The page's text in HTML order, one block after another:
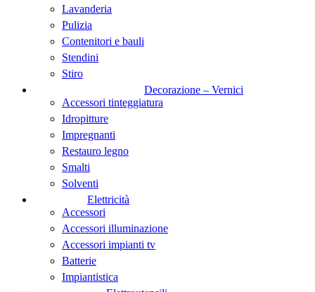
Lavanderia
Pulizia
Contenitori e bauli
Stendini
Stiro
Decorazione – Vernici
Accessori tinteggiatura
Idropitture
Impregnanti
Restauro legno
Smalti
Solventi
Elettricità
Accessori
Accessori illuminazione
Accessori impianti tv
Batterie
Impiantistica